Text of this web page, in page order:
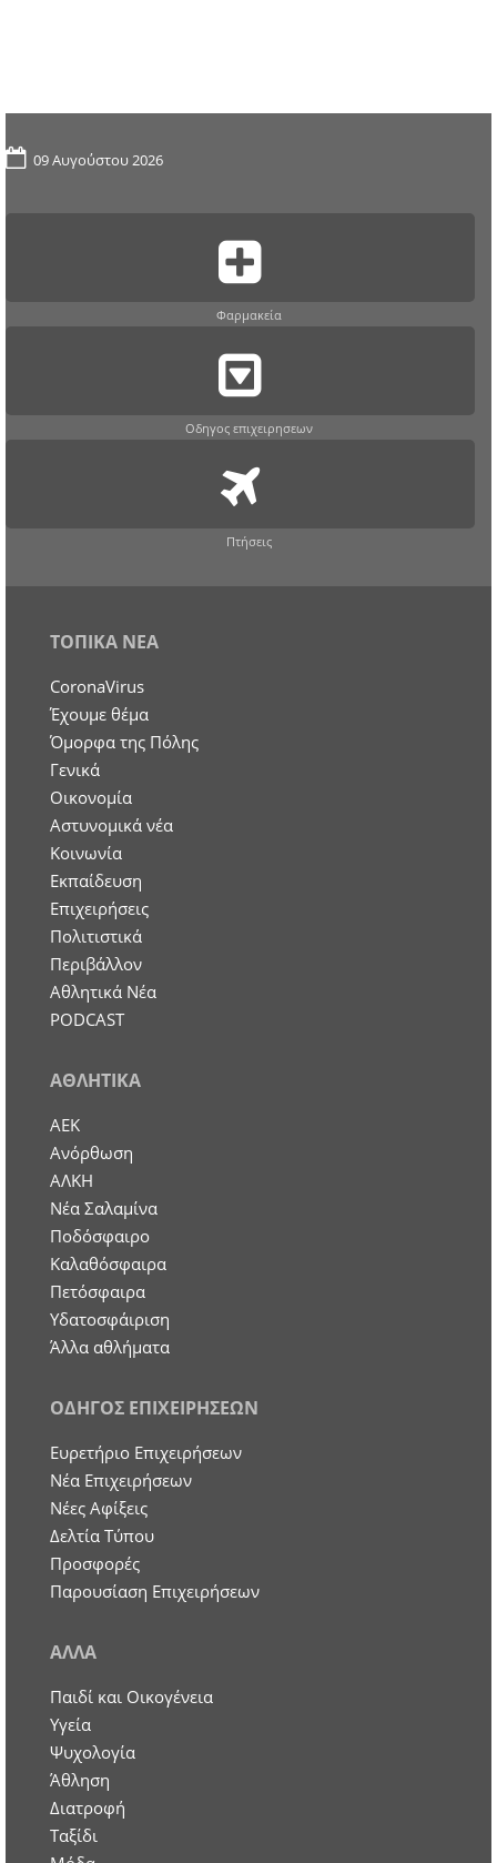
09 Αυγούστου 2026
Φαρμακεία
Οδηγος επιχειρησεων
Πτήσεις
ΤΟΠΙΚΑ ΝΕΑ
CoronaVirus
Έχουμε θέμα
Όμορφα της Πόλης
Γενικά
Οικονομία
Aστυνομικά νέα
Κοινωνία
Εκπαίδευση
Επιχειρήσεις
Πολιτιστικά
Περιβάλλον
Αθλητικά Νέα
PODCAST
ΑΘΛΗΤΙΚΑ
ΑΕΚ
Ανόρθωση
ΑΛΚΗ
Νέα Σαλαμίνα
Ποδόσφαιρο
Καλαθόσφαιρα
Πετόσφαιρα
Υδατοσφάιριση
Άλλα αθλήματα
ΟΔΗΓΟΣ ΕΠΙΧΕΙΡΗΣΕΩΝ
Ευρετήριο Επιχειρήσεων
Nέα Επιχειρήσεων
Νέες Αφίξεις
Δελτία Τύπου
Προσφορές
Παρουσίαση Επιχειρήσεων
ΑΛΛΑ
Παιδί και Οικογένεια
Υγεία
Ψυχολογία
Άθληση
Διατροφή
Ταξίδι